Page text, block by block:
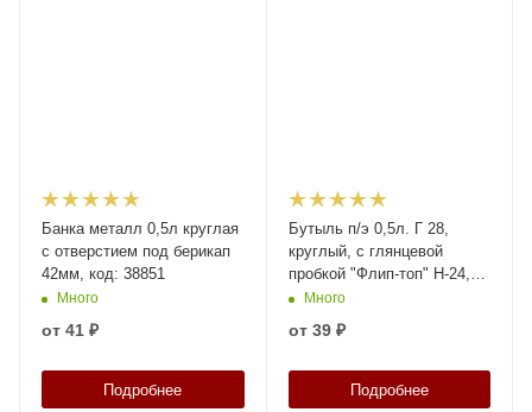
Банка металл 0,5л круглая
с отверстием под берикап
42мм, код: 38851
Много
от 41 ₽
Подробнее
Бутыль п/э 0,5л. Г 28,
круглый, с глянцевой
пробкой "Флип-топ" Н-24,5
мм, код: 39651
Много
от 39 ₽
Подробнее